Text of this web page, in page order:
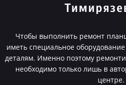
Чтобы выполнить ремонт
иметь специальное
деталям. Именно поэтому
необходимо только лишь в
центре.